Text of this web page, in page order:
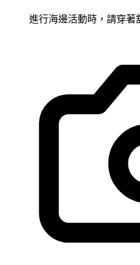
進行海邊活動時，請穿著